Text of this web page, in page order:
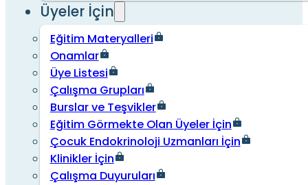
Üyeler İçin
Eğitim Materyalleri
Onamlar
Üye Listesi
Çalışma Grupları
Burslar ve Teşvikler
Eğitim Görmekte Olan Üyeler İçin
Çocuk Endokrinoloji Uzmanları İçin
Klinikler İçin
Çalışma Duyuruları